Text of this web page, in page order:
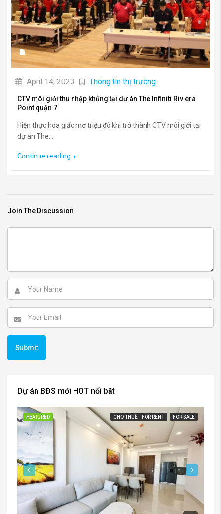
April 14, 2023 Thông tin thị trường
CTV môi giới thu nhập khủng tại dự án The Infiniti Riviera
Point quận 7
Hiện thực hóa giấc mơ triệu đô khi trở thành CTV môi giới tại
dự án The...
Continue reading
Join The Discussion
Dự án BĐS mới HOT nổi bật
FEATURED CHO THUÊ - FOR RENT FOR SALE